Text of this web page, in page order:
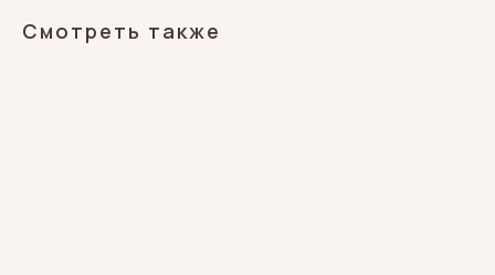
Смотреть также